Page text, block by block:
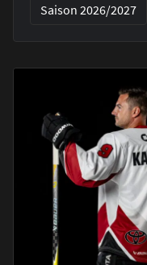
Saison 2026/2027